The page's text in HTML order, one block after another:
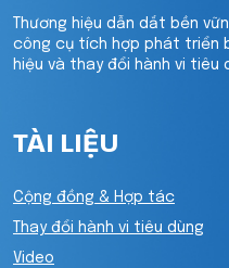
Thương hiệu dẫn dắt bền
công cụ tích hợp phát triển
hiệu và thay đổi hành vi tiêu
TÀI LIỆU
Cộng đồng & Hợp tác
Thay đổi hành vi tiêu dùng
Video